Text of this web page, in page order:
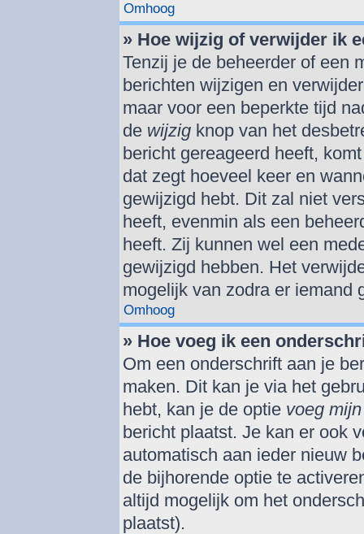
Omhoog
» Hoe wijzig of verwijder ik
Tenzij je de beheerder of een
berichten wijzigen en
maar voor een beperkte tijd
de wijzig knop van het
bericht gereageerd heeft,
dat zegt hoeveel keer en
gewijzigd hebt. Dit zal niet
heeft, evenmin als een
heeft. Zij kunnen wel een
gewijzigd hebben. Het
mogelijk van zodra er iemand
Omhoog
» Hoe voeg ik een
Om een onderschrift aan je
maken. Dit kan je via het
hebt, kan je de optie voeg
bericht plaatst. Je kan er ook
automatisch aan ieder nieuw
de bijhorende optie te
altijd mogelijk om het
plaatst).